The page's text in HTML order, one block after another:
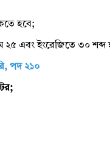
হবে;
২৫ এবং ইংরেজিতে ৩০
পদ ২১০